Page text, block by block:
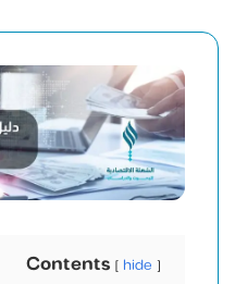
Contents hide